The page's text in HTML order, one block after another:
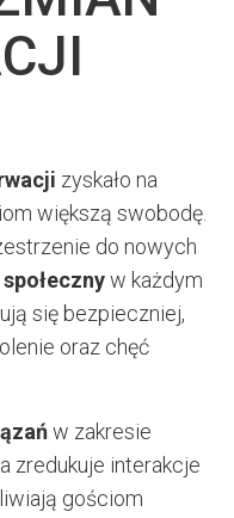
zyskało na
większą swobodę.
do nowych
w każdym
się bezpieczniej,
oraz chęć
w zakresie
zredukuje interakcje
gościom